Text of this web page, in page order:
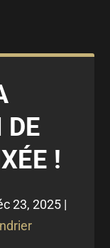
DE
!
23, 2025|